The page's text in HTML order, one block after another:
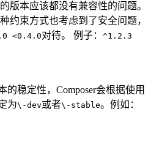
版本应该都没有兼容性的问题。
约束方式也考虑到了安全问题，
<0.4.0对待。 例子： ^1.2.3
稳定性，Composer会根据使用
为\-dev或者\-stable。例如：